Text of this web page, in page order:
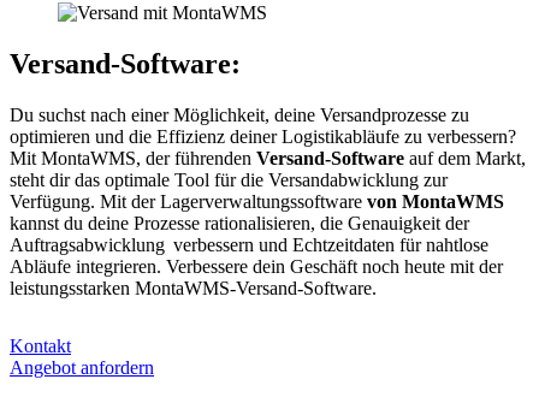
Versand-Software:
Du suchst nach einer Möglichkeit, deine Versandprozesse zu
optimieren und die Effizienz deiner Logistikabläufe zu verbessern?
Mit MontaWMS, der führenden Versand-Software auf dem Markt,
steht dir das optimale Tool für die Versandabwicklung zur
Verfügung. Mit der Lagerverwaltungssoftware von MontaWMS
kannst du deine Prozesse rationalisieren, die Genauigkeit der
Auftragsabwicklung verbessern und Echtzeitdaten für nahtlose
Abläufe integrieren. Verbessere dein Geschäft noch heute mit der
leistungsstarken MontaWMS-Versand-Software.
Kontakt
Angebot anfordern